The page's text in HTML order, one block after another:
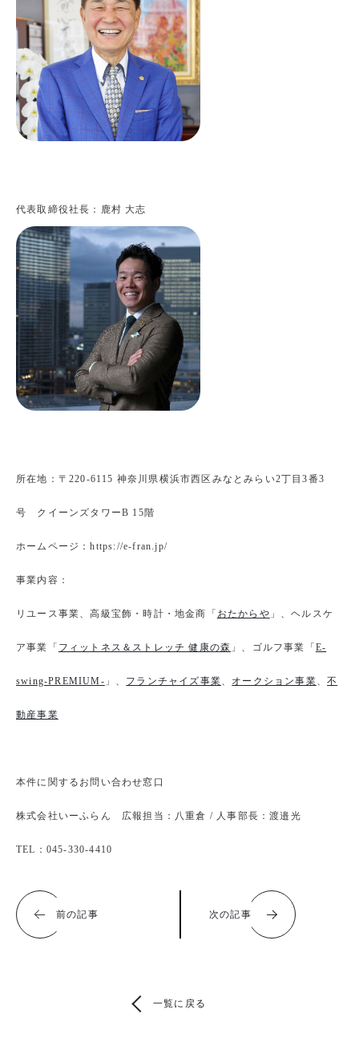
代表取締役社長：鹿村 大志
所在地：〒220-6115 神奈川県横浜市西区みなとみらい2丁目3番3
号 クイーンズタワーB 15階
ホームページ：https://e-fran.jp/
事業内容：
リユース事業、高級宝飾・時計・地金商「 おたからや 」、ヘルスケ
ア事業「 フィットネス＆ストレッチ 健康の森 」、ゴルフ事業「 E-
swing-PREMIUM- 」、 フランチャイズ事業、 オークション事業、不
動産事業
本件に関するお問い合わせ窓口
株式会社いーふらん 広報担当：八重倉 / 人事部長：渡邉光
TEL：045-330-4410
前の記事 次の記事
一覧に戻る